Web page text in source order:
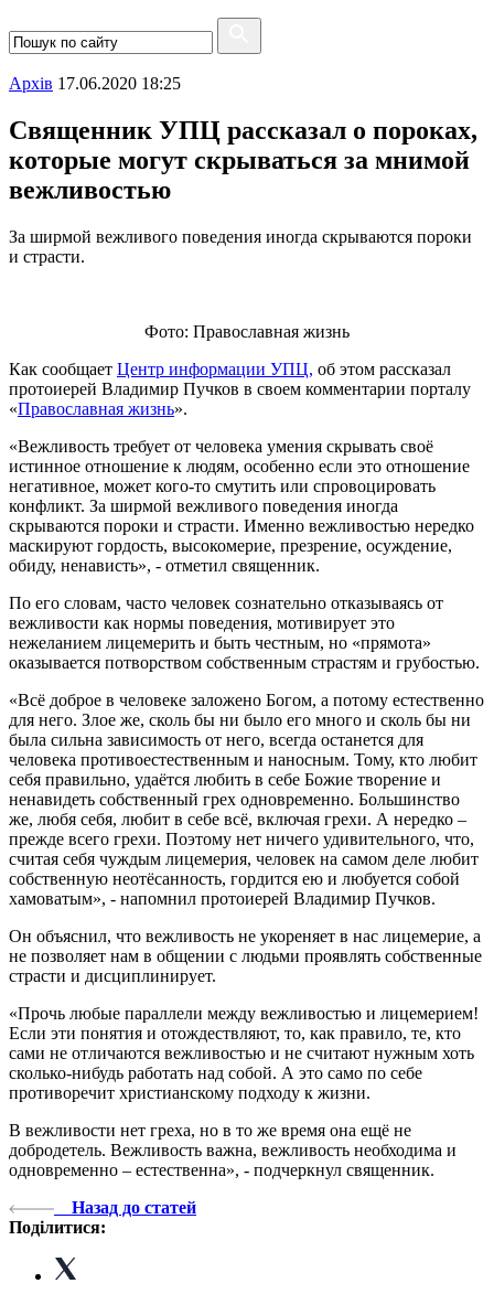
Архiв 17.06.2020 18:25
Священник УПЦ рассказал о пороках,
которые могут скрываться за мнимой
вежливостью
За ширмой вежливого поведения иногда скрываются пороки
и страсти.
Фото: Православная жизнь
Как сообщает Центр информации УПЦ, об этом рассказал
протоиерей Владимир Пучков в своем комментарии порталу
«Православная жизнь».
«Вежливость требует от человека умения скрывать своё
истинное отношение к людям, особенно если это отношение
негативное, может кого-то смутить или спровоцировать
конфликт. За ширмой вежливого поведения иногда
скрываются пороки и страсти. Именно вежливостью нередко
маскируют гордость, высокомерие, презрение, осуждение,
обиду, ненависть», - отметил священник.
По его словам, часто человек сознательно отказываясь от
вежливости как нормы поведения, мотивирует это
нежеланием лицемерить и быть честным, но «прямота»
оказывается потворством собственным страстям и грубостью.
«Всё доброе в человеке заложено Богом, а потому естественно
для него. Злое же, сколь бы ни было его много и сколь бы ни
была сильна зависимость от него, всегда останется для
человека противоестественным и наносным. Тому, кто любит
себя правильно, удаётся любить в себе Божие творение и
ненавидеть собственный грех одновременно. Большинство
же, любя себя, любит в себе всё, включая грехи. А нередко –
прежде всего грехи. Поэтому нет ничего удивительного, что,
считая себя чуждым лицемерия, человек на самом деле любит
собственную неотёсанность, гордится ею и любуется собой
хамоватым», - напомнил протоиерей Владимир Пучков.
Он объяснил, что вежливость не укореняет в нас лицемерие, а
не позволяет нам в общении с людьми проявлять собственные
страсти и дисциплинирует.
«Прочь любые параллели между вежливостью и лицемерием!
Если эти понятия и отождествляют, то, как правило, те, кто
сами не отличаются вежливостью и не считают нужным хоть
сколько-нибудь работать над собой. А это само по себе
противоречит христианскому подходу к жизни.
В вежливости нет греха, но в то же время она ещё не
добродетель. Вежливость важна, вежливость необходима и
одновременно – естественна», - подчеркнул священник.
Назад до статей
Поділитися: